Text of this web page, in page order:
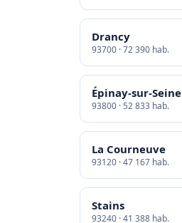
Drancy
93700 · 72 390 hab.
Épinay-sur-Seine
93800 · 52 833 hab.
La Courneuve
93120 · 47 167 hab.
Stains
93240 · 41 388 hab.